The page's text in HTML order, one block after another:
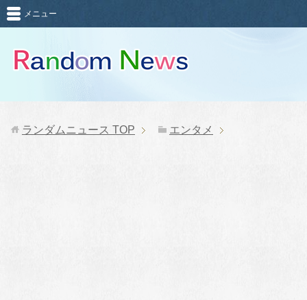
メニュー
ランダムニュース TOP エンタメ